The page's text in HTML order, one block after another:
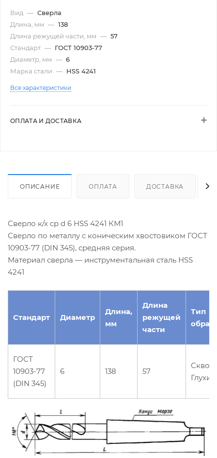
Вид — Сверла
Длина, мм — 138
Длина режущей части, мм — 57
Стандарт — ГОСТ 10903-77
Диаметр, мм — 6
Марка стали — HSS 4241
Все характеристики
ОПЛАТА И ДОСТАВКА
ОПИСАНИЕ ОПЛАТА ДОСТАВКА
Сверло к/х ср d 6 HSS 4241 КМ1
Сверло по металлу с коническим хвостовиком ГОСТ
10903-77 (DIN 345), средняя серия.
Материал сверла — инструментальная сталь HSS
4241
Стандарт Диаметр
Длина,
мм
Длина
режущей
части
Тип
ГОСТ
10903-77
(DIN 345)
6 138 57
Глухие